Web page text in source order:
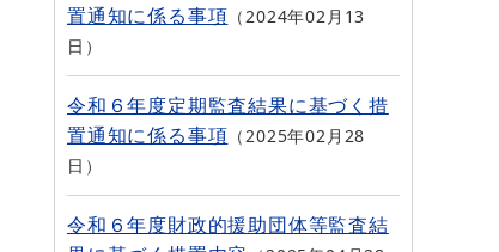
置通知に係る事項
2024年02月13
日
令和６年度定期監査結果に基づく措
置通知に係る事項
2025年02月28
日
令和６年度財政的援助団体等監査結